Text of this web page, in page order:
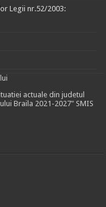
Legii nr.52/2003:
actuale din judetul
Braila 2021-2027" SMIS